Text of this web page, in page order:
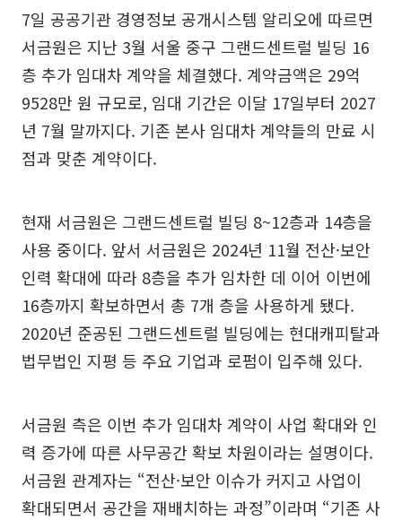
7일 공공기관 경영정보 공개시스템 알리오에 따르면
서금원은 지난 3월 서울 중구 그랜드센트럴 빌딩 16
층 추가 임대차 계약을 체결했다. 계약금액은 29억
9528만 원 규모로, 임대 기간은 이달 17일부터 2027
년 7월 말까지다. 기존 본사 임대차 계약들의 만료 시
점과 맞춘 계약이다.
현재 서금원은 그랜드센트럴 빌딩 8~12층과 14층을
사용 중이다. 앞서 서금원은 2024년 11월 전산·보안
인력 확대에 따라 8층을 추가 임차한 데 이어 이번에
16층까지 확보하면서 총 7개 층을 사용하게 됐다.
2020년 준공된 그랜드센트럴 빌딩에는 현대캐피탈과
법무법인 지평 등 주요 기업과 로펌이 입주해 있다.
서금원 측은 이번 추가 임대차 계약이 사업 확대와 인
력 증가에 따른 사무공간 확보 차원이라는 설명이다.
서금원 관계자는 “전산·보안 이슈가 커지고 사업이
확대되면서 공간을 재배치하는 과정”이라며 “기존 사